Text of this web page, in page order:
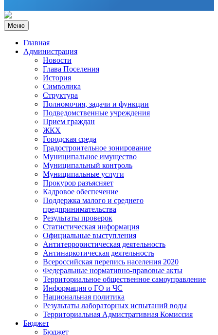
Меню
Главная
Администрация
Новости
Глава Поселения
История
Символика
Структура
Полномочия, задачи и функции
Подведомственные учреждения
Прием граждан
ЖКХ
Городская среда
Градостроительное зонирование
Муниципальное имущество
Муниципальный контроль
Муниципальные услуги
Прокурор разъясняет
Кадровое обеспечение
Поддержка малого и среднего
предпринимательства
Результаты проверок
Статистическая информация
Официальные выступления
Антитеррористическая деятельность
Антинаркотическая деятельность
Всероссийская перепись населения 2020
Федеральные нормативно-правовые акты
Территориальное общественное самоуправление
Информация о ГО и ЧС
Национальная политика
Результаты лабораторных испытаний воды
Территориальная Адмистративная Комиссия
Бюджет
Бюджет